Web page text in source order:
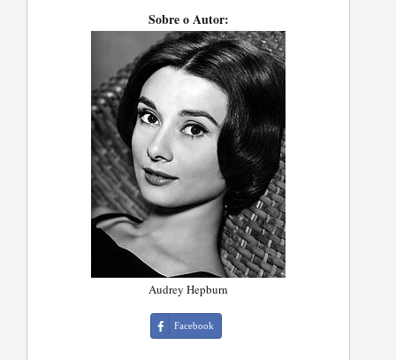
Sobre o Autor:
Audrey Hepburn
Facebook